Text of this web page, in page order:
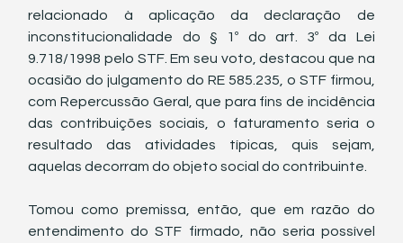
relacionado à aplicação da declaração de
inconstitucionalidade do § 1º do art. 3º da Lei
9.718/1998 pelo STF. Em seu voto, destacou que na
ocasião do julgamento do RE 585.235, o STF firmou,
com Repercussão Geral, que para fins de incidência
das contribuições sociais, o faturamento seria o
resultado das atividades típicas, quis sejam,
aquelas decorram do objeto social do contribuinte.
Tomou como premissa, então, que em razão do
entendimento do STF firmado, não seria possível